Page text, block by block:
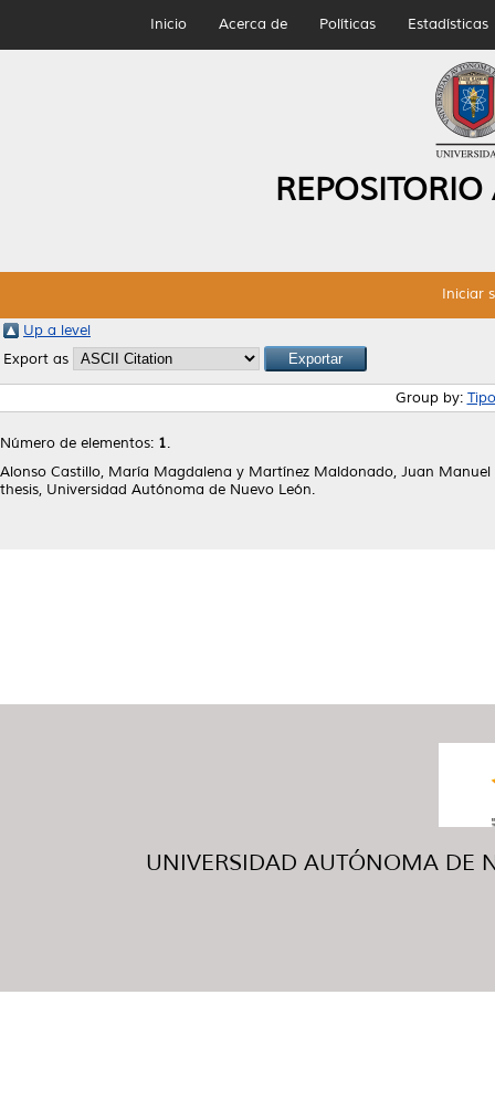
Inicio Acerca de Políticas Estadísticas
Iniciar
Up a level
Export as
Group by:
Número de elementos: 1.
Alonso Castillo, María Magdalena y Martínez Maldonado, Juan Manuel
thesis, Universidad Autónoma de Nuevo León.
UNIVERSIDAD AUTÓNOMA DE